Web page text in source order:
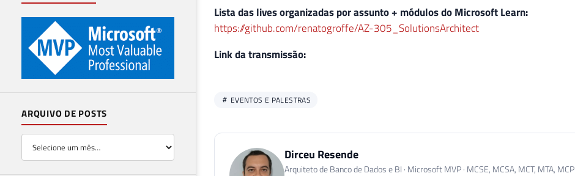
ARQUIVO DE POSTS
Lista das lives organizadas por assunto + módulos do Microsoft Learn:
https://github.com/renatogroffe/AZ-305_SolutionsArchitect
Link da transmissão:
EVENTOS E PALESTRAS
Dirceu Resende
Arquiteto de Banco de Dados e BI · Microsoft MVP · MCSE, MCSA, MCT, MTA, MCP